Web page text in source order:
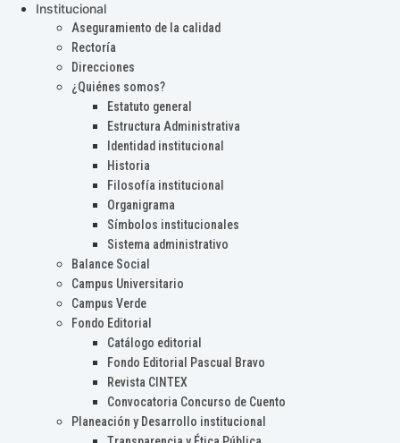
Institucional
Aseguramiento de la calidad
Rectoría
Direcciones
¿Quiénes somos?
Estatuto general
Estructura Administrativa
Identidad institucional
Historia
Filosofía institucional
Organigrama
Símbolos institucionales
Sistema administrativo
Balance Social
Campus Universitario
Campus Verde
Fondo Editorial
Catálogo editorial
Fondo Editorial Pascual Bravo
Revista CINTEX
Convocatoria Concurso de Cuento
Planeación y Desarrollo institucional